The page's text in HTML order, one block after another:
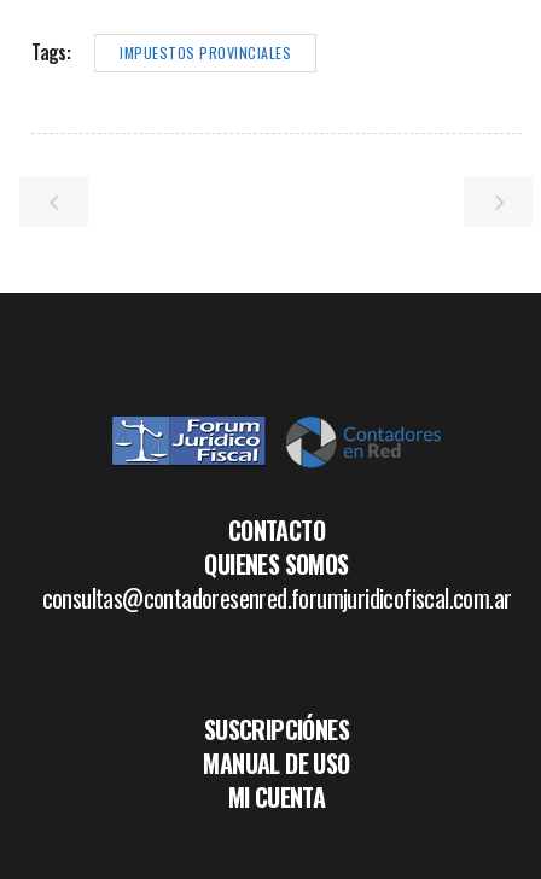
Tags: IMPUESTOS PROVINCIALES
CONTACTO
QUIENES SOMOS
consultas@contadoresenred.forumjuridicofiscal.com.ar
SUSCRIPCIÓNES
MANUAL DE USO
MI CUENTA